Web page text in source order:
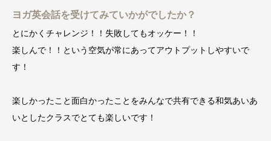
ヨガ英会話を受けてみていかがでしたか？
とにかくチャレンジ！！失敗してもオッケー！！
楽しんで！！という空気が常にあってアウトプットしやすいで
す！
楽しかったこと面白かったことをみんなで共有できる和気あいあ
いとしたクラスでとても楽しいです！